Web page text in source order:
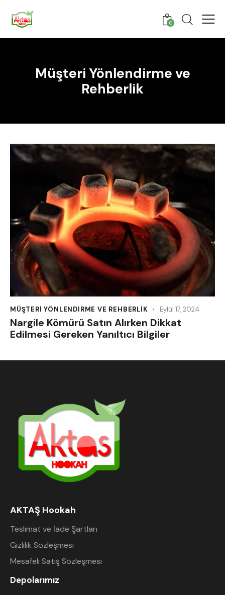
0
Müşteri Yönlendirme ve
Rehberlik
MÜŞTERI YÖNLENDIRME VE REHBERLIK Eylül 17, 2024
Nargile Kömürü Satın Alırken Dikkat
Edilmesi Gereken Yanıltıcı Bilgiler
AKTAŞ Hookah
Teslimat ve İade Şartları
Gizlilik Sözleşmesi
Mesafeli Satış Sözleşmesi
Depolarımız